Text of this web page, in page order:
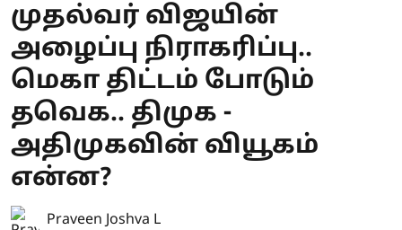
முதல்வர் விஜயின்
அழைப்பு நிராகரிப்பு..
மெகா திட்டம் போடும்
தவெக.. திமுக -
அதிமுகவின் வியூகம்
என்ன?
Praveen Joshva L